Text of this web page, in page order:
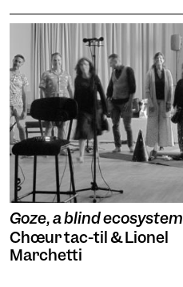
Goze, a blind ecosystem
Chœur tac-til & Lionel
Marchetti